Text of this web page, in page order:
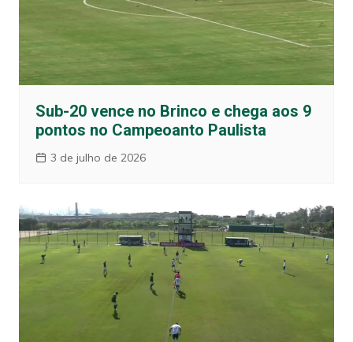
Sub-20 vence no Brinco e chega aos 9
pontos no Campeoanto Paulista
3 de julho de 2026